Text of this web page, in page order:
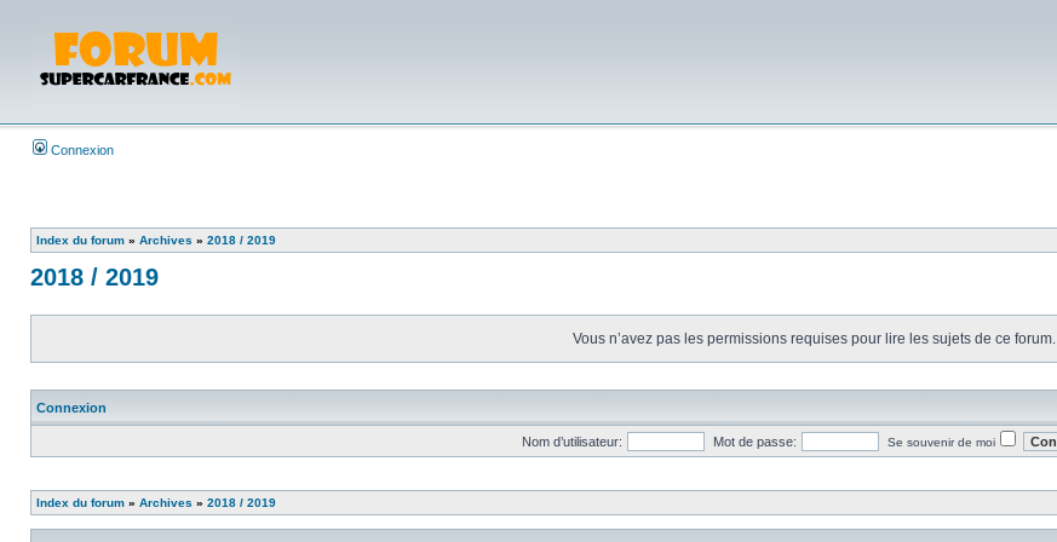
Connexion
Index du forum » Archives » 2018 / 2019
2018 / 2019
Vous n’avez pas les permissions requises pour lire les sujets de ce forum.
Connexion
Nom d’utilisateur: Mot de passe: Se souvenir de moi
Index du forum » Archives » 2018 / 2019